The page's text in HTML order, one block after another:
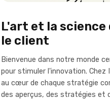
L'art et la
le client
Bienvenue dans notre monde
pour stimuler l'innovation.
au cœur de chaque stratégie
des aperçus, des stratégies et